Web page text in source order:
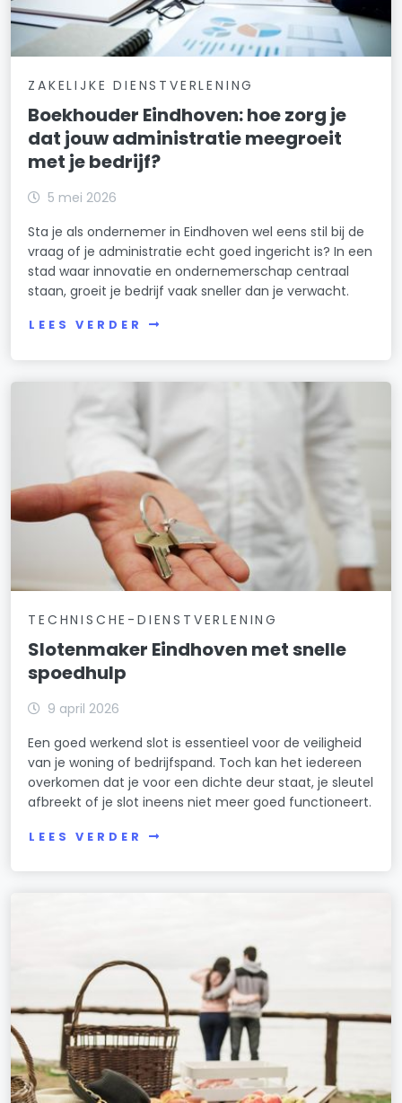
ZAKELIJKE DIENSTVERLENING
Boekhouder Eindhoven: hoe zorg je
dat jouw administratie meegroeit
met je bedrijf?
5 mei 2026
Sta je als ondernemer in Eindhoven wel eens stil bij de
vraag of je administratie echt goed ingericht is? In een
stad waar innovatie en ondernemerschap centraal
staan, groeit je bedrijf vaak sneller dan je verwacht.
LEES VERDER
TECHNISCHE-DIENSTVERLENING
Slotenmaker Eindhoven met snelle
spoedhulp
9 april 2026
Een goed werkend slot is essentieel voor de veiligheid
van je woning of bedrijfspand. Toch kan het iedereen
overkomen dat je voor een dichte deur staat, je sleutel
afbreekt of je slot ineens niet meer goed functioneert.
LEES VERDER